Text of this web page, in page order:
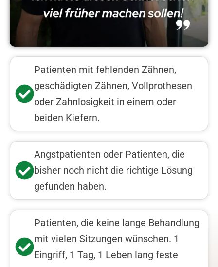
Patienten mit fehlenden Zähnen,
geschädigten Zähnen, Vollprothesen
oder Zahnlosigkeit in einem oder
beiden Kiefern.
Angstpatienten oder Patienten, die
bisher noch nicht die richtige Lösung
gefunden haben.
Patienten, die keine lange Behandlung
mit vielen Sitzungen wünschen. 1
Eingriff, 1 Tag, 1 Leben lang feste